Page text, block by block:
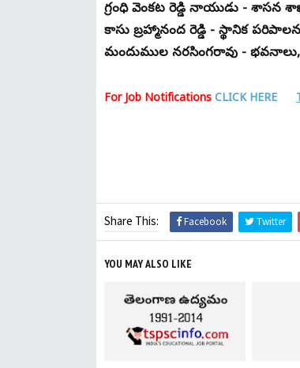
గ్రంధి వెంకట రెడ్డి నాయుడు - శాసన
కాసు బ్రహ్మానంద రెడ్డి - స్థానిక పరిపాలన
మందుముల నరసింగరావు -
For Job Notifications CLICK HERE
Share This: Facebook Twitter
YOU MAY ALSO LIKE